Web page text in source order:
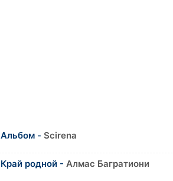
Альбом - Scirena
Край родной - Алмас Багратиони